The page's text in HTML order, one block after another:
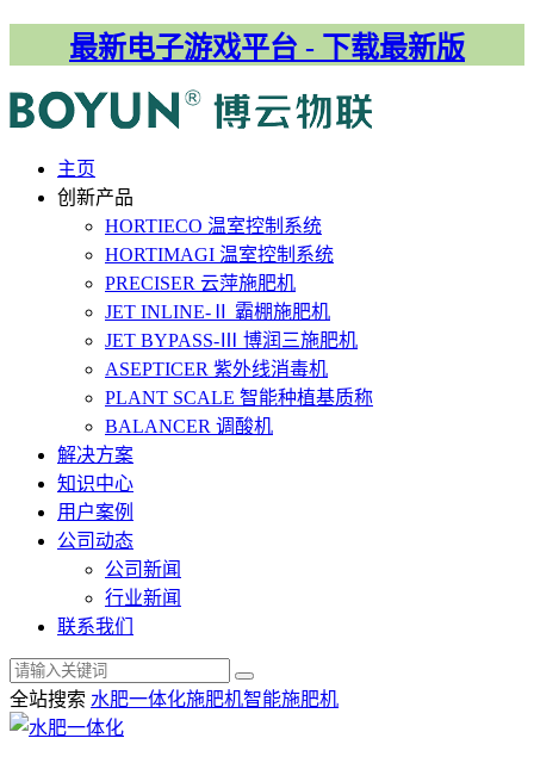
最新电子游戏平台 - 下载最新版
主⻚
创新产品
HORTIECO 温室控制系统
HORTIMAGI 温室控制系统
PRECISER 云萍施肥机
JET INLINE-Ⅱ 霸棚施肥机
JET BYPASS-Ⅲ 博润三施肥机
ASEPTICER 紫外线消毒机
PLANT SCALE 智能种植基质称
BALANCER 调酸机
解决⽅案
知识中心
用户案例
公司动态
公司新闻
行业新闻
联系我们
全站搜索 水肥一体化施肥机智能施肥机